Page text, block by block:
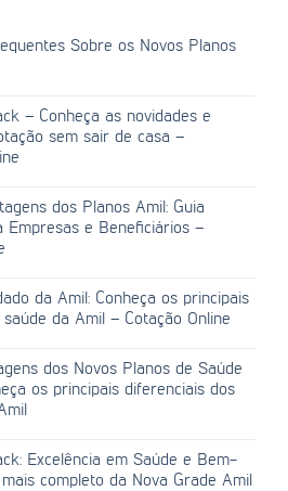
Sobre os Novos Planos
– Conheça as novidades e
sem sair de casa –
dos Planos Amil: Guia
Empresas e Beneficiários –
da Amil: Conheça os principais
da Amil – Cotação Online
dos Novos Planos de Saúde
os principais diferenciais dos
Excelência em Saúde e Bem-
completo da Nova Grade Amil